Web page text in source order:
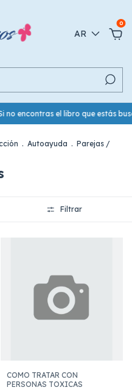
AR
0
no encontras el libro que estás
. Autoayuda . Parejas /
Filtrar
COMO TRATAR CON
PERSONAS TOXICAS